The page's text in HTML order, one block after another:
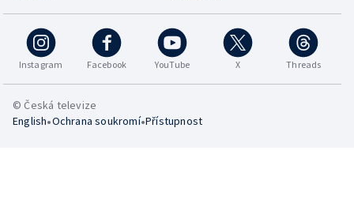
Instagram Facebook YouTube X Threads
© Česká televize
English•Ochrana soukromí•Přístupnost